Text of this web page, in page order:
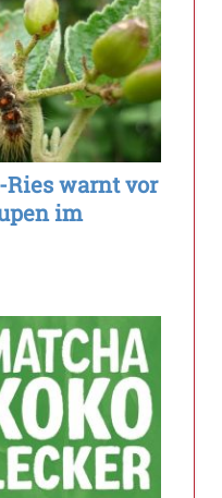
Ries warnt vor
im